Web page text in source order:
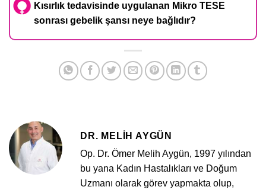
Kısırlık tedavisinde uygulanan Mikro TESE
sonrası gebelik şansı neye bağlıdır?
DR. MELIH AYGÜN
Op. Dr. Ömer Melih Aygün, 1997 yılından
bu yana Kadın Hastalıkları ve Doğum
Uzmanı olarak görev yapmakta olup,